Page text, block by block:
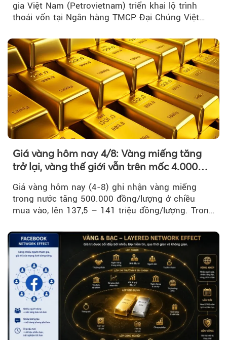
gia Việt Nam (Petrovietnam) triển khai lộ trình
thoái vốn tại Ngân hàng TMCP Đại Chúng Việt
Giá vàng hôm nay 4/8: Vàng miếng tăng
trở lại, vàng thế giới vẫn trên mốc 4.000
Giá vàng hôm nay (4-8) ghi nhận vàng miếng
trong nước tăng 500.000 đồng/lượng ở chiều
mua vào, lên 137,5 – 141 triệu đồng/lượng. Trong
trì trên ngưỡng 4.000 USD/ounce.